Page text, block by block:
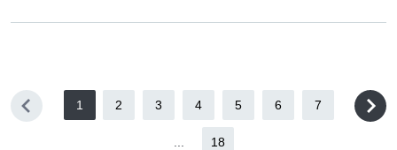
1 2 3 4 5 6 7
18